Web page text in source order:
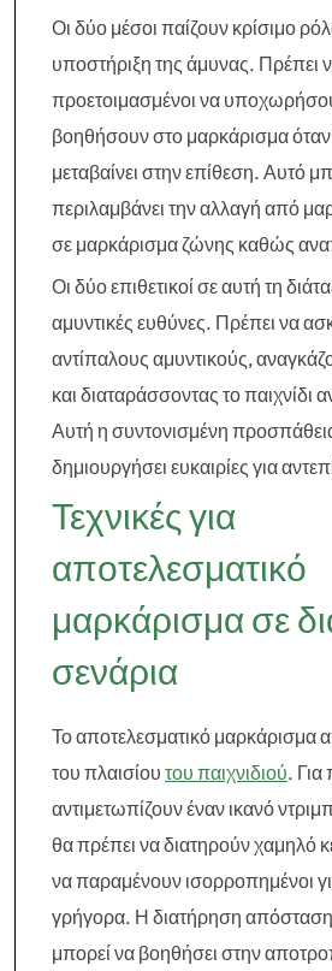
Οι δύο μέσοι παίζουν κρίσιμο
υποστήριξη της άμυνας. Πρέπει
προετοιμασμένοι να
βοηθήσουν στο μαρκάρισμα
μεταβαίνει στην επίθεση. Αυτό
περιλαμβάνει την αλλαγή από
σε μαρκάρισμα ζώνης καθώς
Οι δύο επιθετικοί σε αυτή τη
αμυντικές ευθύνες. Πρέπει να
αντίπαλους αμυντικούς,
και διαταράσσοντας το παιχνίδι
Αυτή η συντονισμένη
δημιουργήσει ευκαιρίες για
Τεχνικές για
αποτελεσματικό
μαρκάρισμα σε
σενάρια
Το αποτελεσματικό μαρκάρισμα
του πλαισίου του παιχνιδιού. Για
αντιμετωπίζουν έναν ικανό
θα πρέπει να διατηρούν χαμηλό
να παραμένουν ισορροπημένοι
γρήγορα. Η διατήρηση
μπορεί να βοηθήσει στην